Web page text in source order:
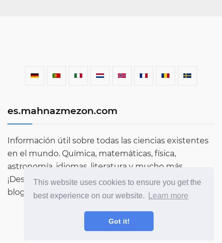
This website uses cookies to ensure you get the
best experience on our website.
Learn more
Got it!
es.mahnazmezon.com
Información útil sobre todas las ciencias existentes
en el mundo. Química, matemáticas, física,
astronomía, idiomas, literatura y mucho más.
¡Descubre más sobre el mundo a través de nuestro
blog!